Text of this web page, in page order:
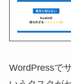
WordPressで